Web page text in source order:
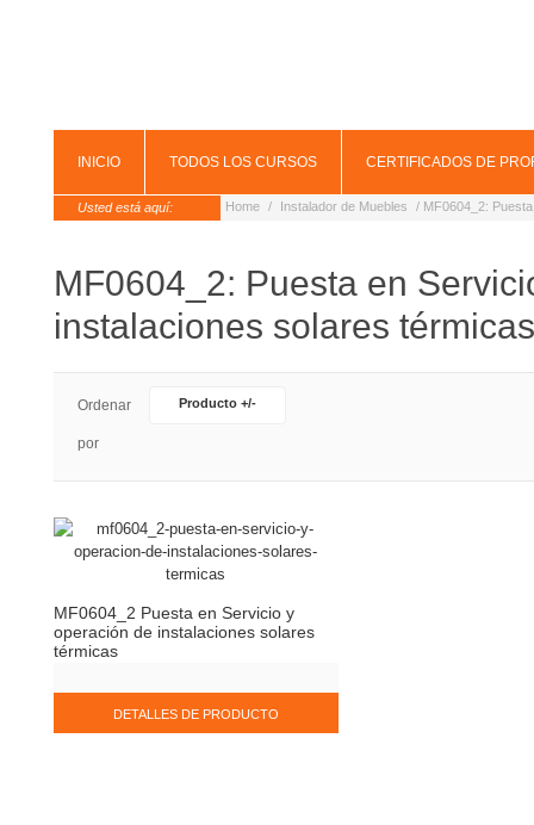
INICIO TODOS LOS CURSOS CERTIFICADOS DE
Usted está aquí: Home / Instalador de Muebles / MF0604_2:
MF0604_2: Puesta en
instalaciones solares térmicas
Ordenar
por
Producto +/-
MF0604_2 Puesta en Servicio y
operación de instalaciones solares
térmicas
DETALLES DE PRODUCTO